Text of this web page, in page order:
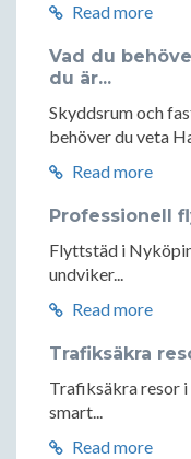
Read more
Vad du
du är...
Skyddsrum och
behöver du veta
Read more
Professionell
Flyttstäd i
undviker...
Read more
Trafiksäkra
Trafiksäkra resor i
smart...
Read more